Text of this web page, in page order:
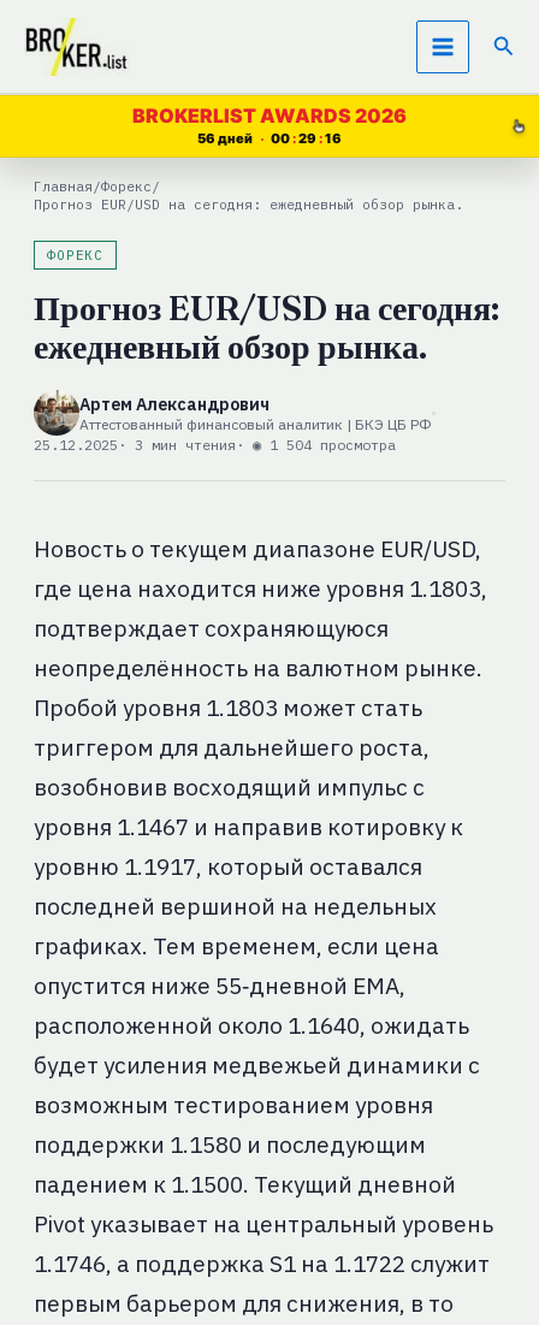
Перейти
содержимому
BROKERLIST AWARDS 2026
56 дней 00 29 15
Главная /Форекс /
Прогноз EUR/USD на сегодня: ежедневный обзор рынка.
ФОРЕКС
Прогноз EUR/USD на сегодня:
ежедневный обзор рынка.
Артем Александрович
Аттестованный финансовый аналитик | БКЭ ЦБ РФ
25.12.2025 · 3 мин чтения · ◉ 1 504 просмотра
Новость о текущем диапазоне EUR/USD,
где цена находится ниже уровня 1.1803,
подтверждает сохраняющуюся
неопределённость на валютном рынке.
Пробой уровня 1.1803 может стать
триггером для дальнейшего роста,
возобновив восходящий импульс с
уровня 1.1467 и направив котировку к
уровню 1.1917, который оставался
последней вершиной на недельных
графиках. Тем временем, если цена
опустится ниже 55‑дневной EMA,
расположенной около 1.1640, ожидать
будет усиления медвежьей динамики с
возможным тестированием уровня
поддержки 1.1580 и последующим
падением к 1.1500. Текущий дневной
Pivot указывает на центральный уровень
1.1746, а поддержка S1 на 1.1722 служит
первым барьером для снижения, в то